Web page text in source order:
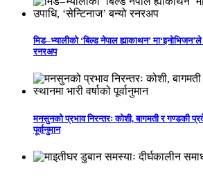
मिड–भ्यालीको ‘बिल्ड नेपाल ह्याकाथन’ मा‘इनोभिजन’ले
रनरअप
मनसुनको प्रभाव निरन्तरः कोशी, बागमती र गण्डकी
पूर्वानुमान